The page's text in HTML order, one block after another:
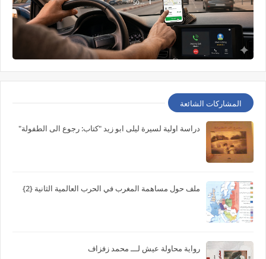
المشاركات الشائعة
دراسة اولية لسيرة ليلى ابو زيد "كتاب: رجوع الى الطفولة"
ملف حول مساهمة المغرب في الحرب العالمية الثانية {2}
رواية محاولة عيش لـــ محمد زفزاف